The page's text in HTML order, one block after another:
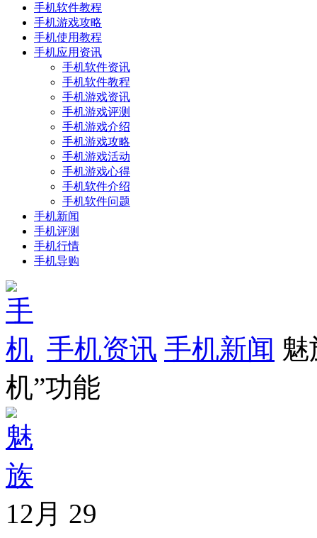
手机软件教程
手机游戏攻略
手机使用教程
手机应用资讯
手机软件资讯
手机软件教程
手机游戏资讯
手机游戏评测
手机游戏介绍
手机游戏攻略
手机游戏活动
手机游戏心得
手机软件介绍
手机软件问题
手机新闻
手机评测
手机行情
手机导购
手机资讯 手机新闻 魅
机”功能
12月 29